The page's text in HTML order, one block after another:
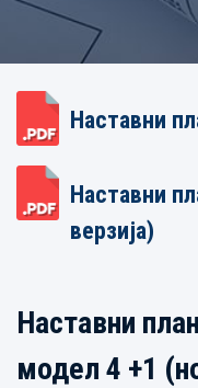
Наставни
Наставни
верзија)
Наставни
модел 4 +1